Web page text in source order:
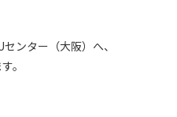
ンター（大阪）へ、
。